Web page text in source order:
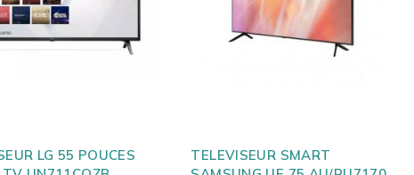
SMART
TELEVISEUR LG 65 4K +